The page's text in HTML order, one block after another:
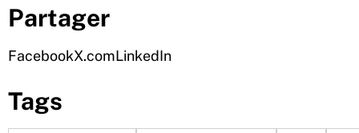
Partager
FacebookX.comLinkedIn
Tags